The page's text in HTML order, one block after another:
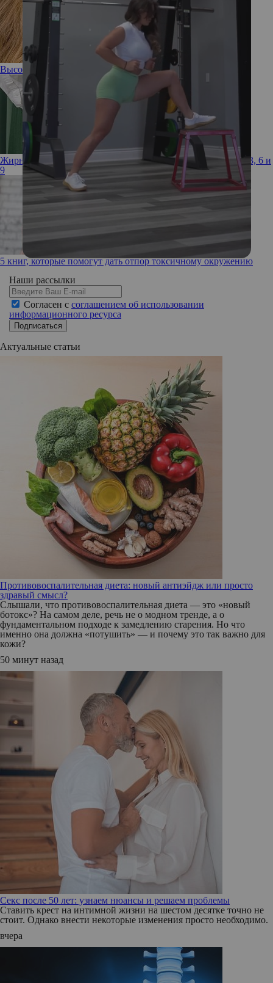
Высокая проба: 3 весенних образа от Елены Кулецкой
Жирные кислоты: как получить необходимый запас Омега-3, 6 и
9
5 книг, которые помогут дать отпор токсичному окружению
Наши рассылки
Согласен с соглашением об использовании
информационного ресурса
Подписаться
Актуальные статьи
Противовоспалительная диета: новый антиэйдж или просто
здравый смысл?
Слышали, что противовоспалительная диета — это «новый
ботокс»? На самом деле, речь не о модном тренде, а о
фундаментальном подходе к замедлению старения. Но что
именно она должна «потушить» — и почему это так важно для
кожи?
50 минут назад
Секс после 50 лет: узнаем нюансы и решаем проблемы
Ставить крест на интимной жизни на шестом десятке точно не
стоит. Однако внести некоторые изменения просто необходимо.
вчера